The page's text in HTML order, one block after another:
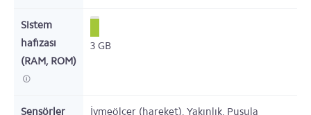
Sistem
hafızası
(RAM, ROM)
3 GB
Sensörler İvmeölçer (hareket), Yakınlık, Pusula